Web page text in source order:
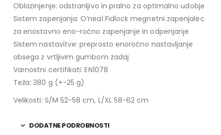
Oblazinjenje: odstranljivo in pralno za optimalno udobje
Sistem zapenjanja: O’neal Fidlock megnetni zapenjalec
za enostavno eno-ročno zapenjanje in odpenjanje
Sistem nastavitve: preprosto enoročno nastavljanje
obsega z vrtljivim gumbom zadaj
Varnostni certifikati: EN1078
Teža: 380 g (+-25 g)
Velikosti: S/M 52-58 cm, L/XL 58-62 cm
DODATNE PODROBNOSTI